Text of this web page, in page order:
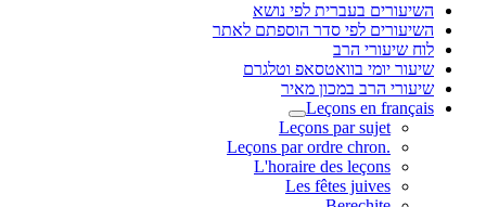
השיעורים בעברית לפי נושא
השיעורים לפי סדר הוספתם לאתר
לוח שיעורי הרב
שיעור יומי בוואטסאפ וטלגרם
שיעורי הרב במכון מאיר
Leçons en français
Leçons par sujet
.Leçons par ordre chron
L'horaire des leçons
Les fêtes juives